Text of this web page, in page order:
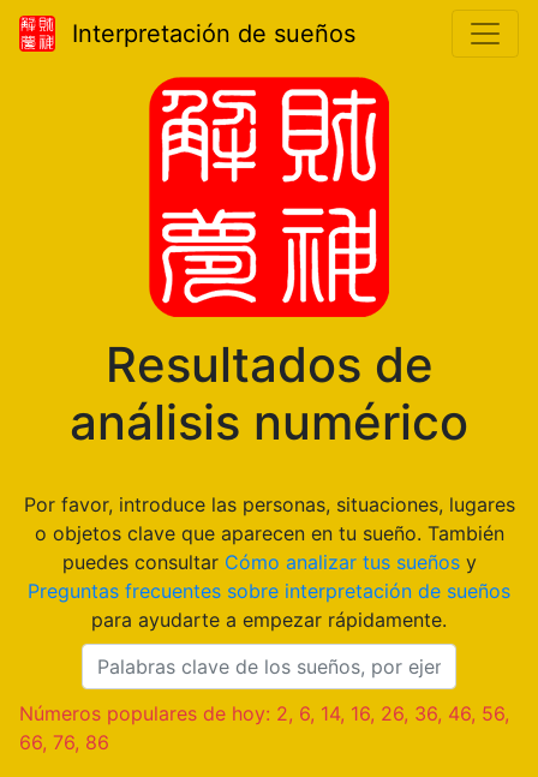
Interpretación de sueños
Resultados de
análisis numérico
Por favor, introduce las personas, situaciones, lugares
o objetos clave que aparecen en tu sueño. También
puedes consultar Cómo analizar tus sueñosy
Preguntas frecuentes sobre interpretación de sueños
para ayudarte a empezar rápidamente.
Números populares de hoy: 2, 6, 14, 16, 26, 36, 46, 56,
66, 76, 86